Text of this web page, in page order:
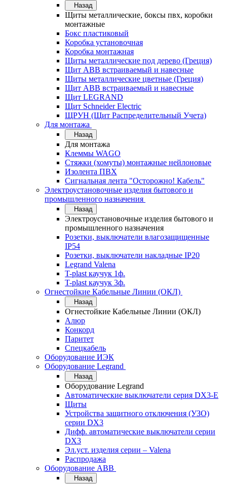
Назад
Щиты металлические, боксы пвх, коробки
монтажные
Бокс пластиковый
Коробка установочная
Коробка монтажная
Щиты металлические под дерево (Греция)
Щит ABB встраиваемый и навесные
Щиты металлические цветные (Греция)
Щит ABB встраиваемый и навесные
Щит LEGRAND
Щит Schneider Electric
ЩРУН (Щит Распределительный Учета)
Для монтажа
Назад
Для монтажа
Клеммы WAGO
Стяжки (хомуты) монтажные нейлоновые
Изолента ПВХ
Сигнальная лента "Осторожно! Кабель"
Электроустановочные изделия бытового и
промышленного назначения
Назад
Электроустановочные изделия бытового и
промышленного назначения
Розетки, выключатели влагозащищенные
IP54
Розетки, выключатели накладные IP20
Legrand Valena
T-plast каучук 1ф.
T-plast каучук 3ф.
Огнестойкие Кабельные Линии (ОКЛ)
Назад
Огнестойкие Кабельные Линии (ОКЛ)
Алюр
Конкорд
Паритет
Спецкабель
Оборудование ИЭК
Оборудование Legrand
Назад
Оборудование Legrand
Автоматические выключатели серия DX3-E
Щиты
Устройства защитного отключения (УЗО)
серии DX3
Дифф. автоматические выключатели серии
DX3
Эл.уст. изделия серии – Valena
Распродажа
Оборудование АВВ
Назад